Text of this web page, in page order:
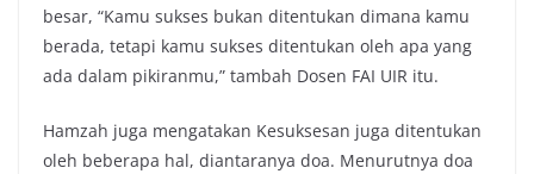
besar, “Kamu sukses bukan ditentukan dimana kamu
berada, tetapi kamu sukses ditentukan oleh apa yang
ada dalam pikiranmu,” tambah Dosen FAI UIR itu.
Hamzah juga mengatakan Kesuksesan juga ditentukan
oleh beberapa hal, diantaranya doa. Menurutnya doa